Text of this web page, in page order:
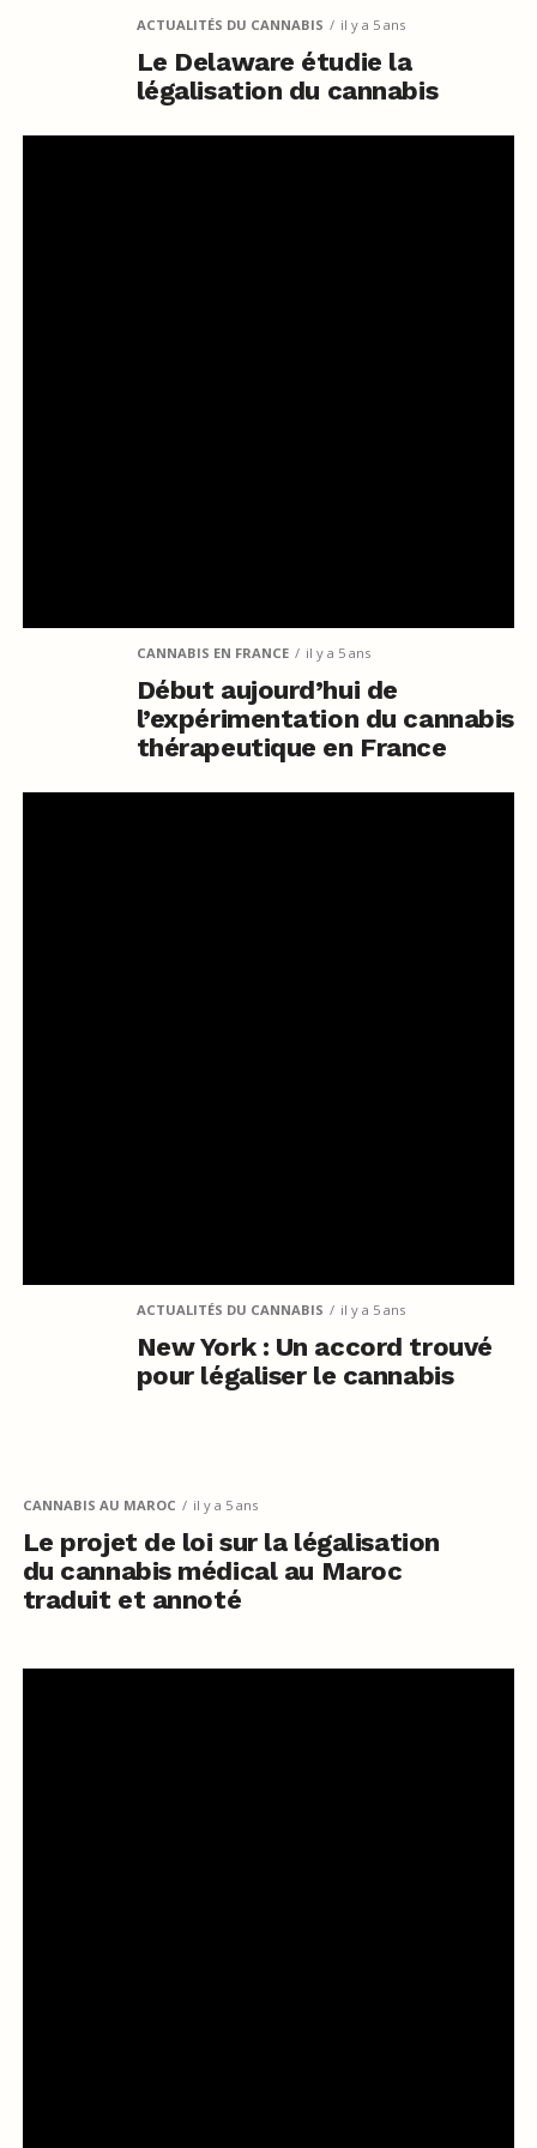
ACTUALITÉS DU CANNABIS il y a 5 ans
Le Delaware étudie la
légalisation du cannabis
CANNABIS EN FRANCE il y a 5 ans
Début aujourd’hui de
l’expérimentation du cannabis
thérapeutique en France
ACTUALITÉS DU CANNABIS il y a 5 ans
New York : Un accord trouvé
pour légaliser le cannabis
CANNABIS AU MAROC il y a 5 ans
Le projet de loi sur la légalisation
du cannabis médical au Maroc
traduit et annoté